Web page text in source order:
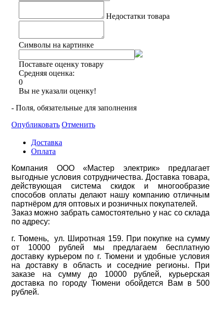
Недостатки товара
Символы на картинке
Поставьте оценку товару
Средняя оценка:
0
Вы не указали оценку!
- Поля, обязательные для заполнения
Опубликовать Отменить
Доставка
Оплата
Компания ООО «Мастер электрик» предлагает
выгодные условия сотрудничества. Доставка товара,
действующая система скидок и многообразие
способов оплаты делают нашу компанию отличным
партнёром для оптовых и розничных покупателей.
Заказ можно забрать самостоятельно у нас со склада
по адресу:
г. Тюмень, ул. Широтная 159. При покупке на сумму
от 10000 рублей мы предлагаем бесплатную
доставку курьером по г. Тюмени и удобные условия
на доставку в область и соседние регионы. При
заказе на сумму до 10000 рублей, курьерская
доставка по городу Тюмени обойдется Вам в 500
рублей.